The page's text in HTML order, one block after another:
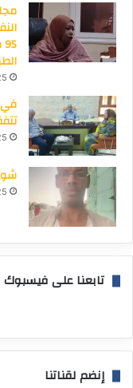
25
في
25
25
تابعنا على فيسبوك
إنضم لقناتنا